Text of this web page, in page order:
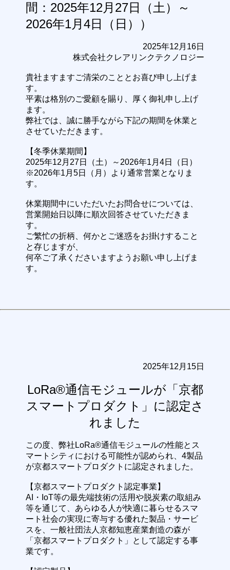
間：2025年12月27日（土）～
2026年1月4日（日））
2025年12月16日
株式会社クレアリンクテクノロジー
貴社ますますご清栄のこととお喜び申し上げま
す。
平素は格別のご愛顧を賜り、厚く御礼申し上げ
ます。
弊社では、誠に勝手ながら下記の期間を休業と
させていただきます。
【冬季休業期間】
2025年12月27日（土）～2026年1月4日（日）
※2026年1月5日（月）より通常営業となりま
す。
休業期間中にいただいたお問合せについては、
営業開始日以降に順次回答させていただきま
す。
ご繁忙の折柄、何かとご迷惑をお掛けすること
と存じますが、
何卒ご了承くださいますようお願い申し上げま
す。
2025年12月15日
LoRa®通信モジュールが「京都
スマートプロダクト」に認定さ
れました
この度、弊社LoRa®通信モジュールの性能とス
マートシティにおける可能性が認められ、4製品
が京都スマートプロダクトに認定されました。
【京都スマートプロダクト認定事業】
AI・IoT等の最先端技術の活用や脱炭素の取組み
等を通じて、あらゆる人が快適に暮らせるスマ
ート社会の実現に寄与する優れた製品・サービ
スを、一般社団法人京都知恵産業創造の森が
「京都スマートプロダクト」として認定する事
業です。